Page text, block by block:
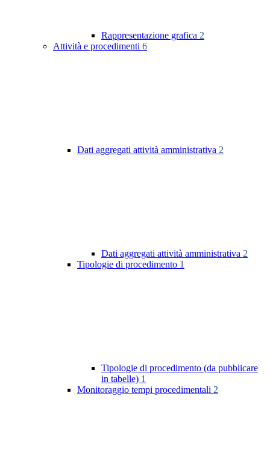
Rappresentazione grafica 2
Attività e procedimenti 6
Dati aggregati attività amministrativa 2
Dati aggregati attività amministrativa 2
Tipologie di procedimento 1
Tipologie di procedimento (da pubblicare
in tabelle) 1
Monitoraggio tempi procedimentali 2